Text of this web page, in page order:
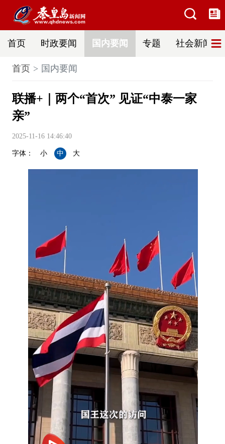
首页 时政要闻 国内要闻 专题 社会新闻
首页 国内要闻
联播+｜两个“首次” 见证“中泰一家
亲”
2025-11-16 14:46:40
字体： 小 中 大